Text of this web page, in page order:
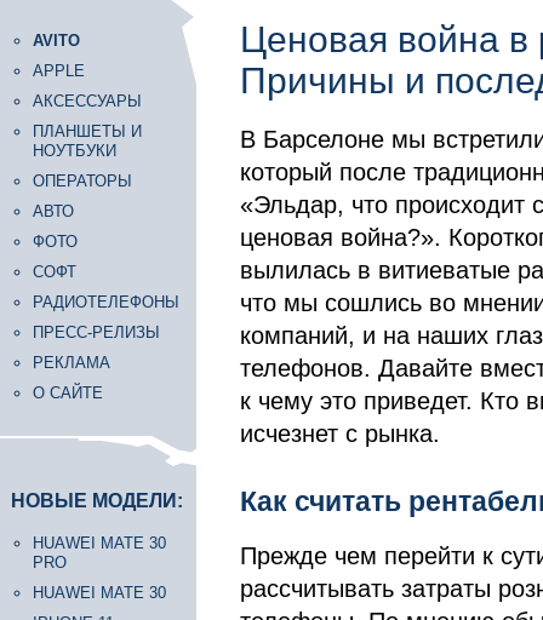
AVITO
APPLE
АКСЕССУАРЫ
ПЛАНШЕТЫ И
НОУТБУКИ
ОПЕРАТОРЫ
АВТО
ФОТО
СОФТ
РАДИОТЕЛЕФОНЫ
ПРЕСС-РЕЛИЗЫ
РЕКЛАМА
О САЙТЕ
НОВЫЕ МОДЕЛИ:
HUAWEI MATE 30
PRO
HUAWEI MATE 30
Ценовая война в
Причины и
В Барселоне мы
который после
«Эльдар, что происходит
ценовая война?».
вылилась в витиеватые
что мы сошлись во
компаний, и на наших
телефонов. Давайте
к чему это приведет. Кто
исчезнет с рынка.
Как считать
Прежде чем перейти к
рассчитывать затраты